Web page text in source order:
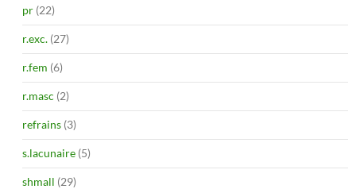
pr (22)
r.exc. (27)
r.fem (6)
r.masc (2)
refrains (3)
s.lacunaire (5)
shmall (29)